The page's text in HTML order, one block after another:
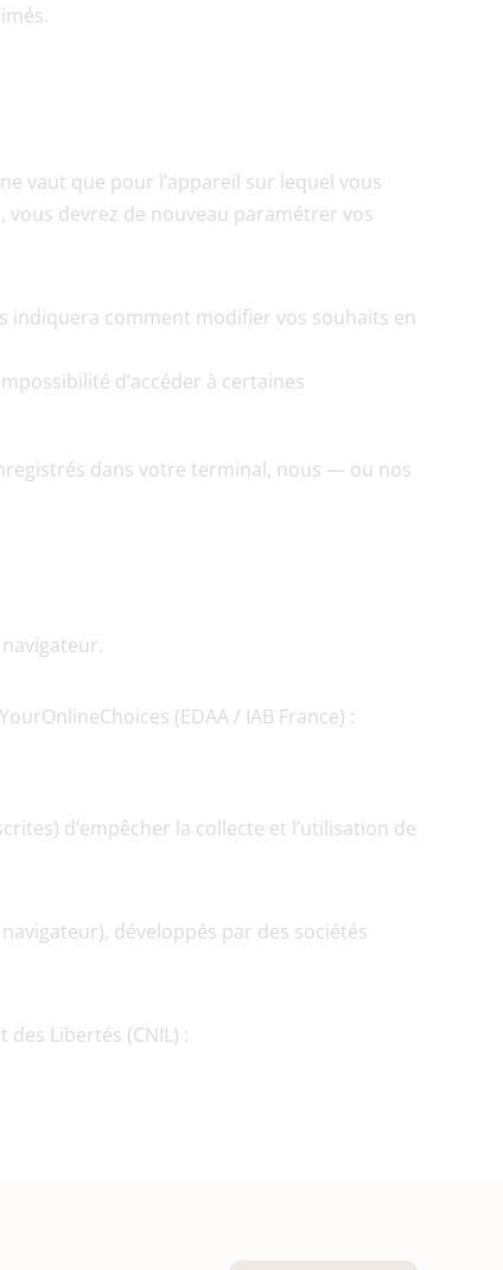
vaut que pour l’appareil sur lequel vous
vous devrez de nouveau paramétrer vos
indiquera comment modifier vos souhaits en
d’accéder à certaines
dans votre terminal, nous — ou nos
(EDAA / IAB France) :
d’empêcher la collecte et l’utilisation de
développés par des sociétés